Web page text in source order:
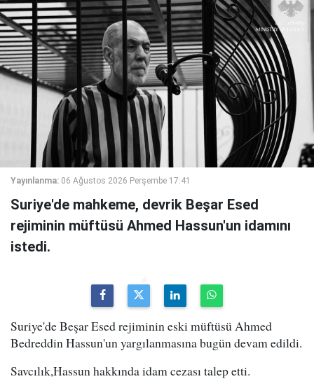
Yayınlanma: 06 Ağustos 2026 Perşembe 17:41
Suriye'de mahkeme, devrik Beşar Esed
rejiminin müftüsü Ahmed Hassun'un idamını
istedi.
Suriye'de Beşar Esed rejiminin eski müftüsü Ahmed
Bedreddin Hassun'un yargılanmasına bugün devam edildi.
Savcılık,Hassun hakkında idam cezası talep etti.